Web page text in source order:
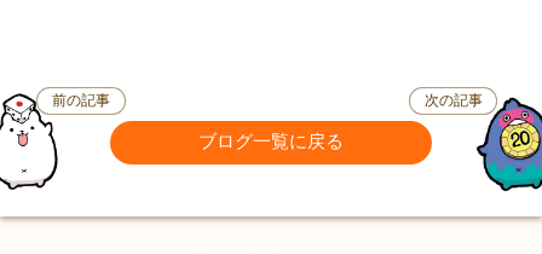
前の記事
ブログ一覧に戻る
次の記事